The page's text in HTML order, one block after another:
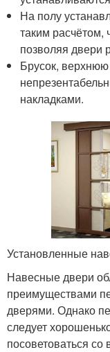
На полу
таким
позволяя двери
Брусок,
накладками.
Установленные
Навесные двери
преимуществами
дверями. Однако
следует
посоветоваться